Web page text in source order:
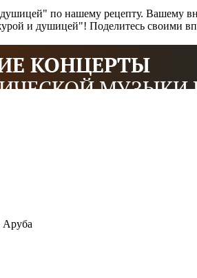
по нашему рецепту. Вашему
и душицей"! Поделитесь своими
Аруба